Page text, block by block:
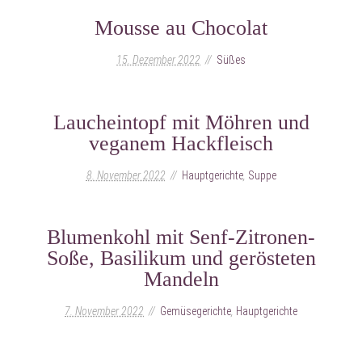
Mousse au Chocolat
15. Dezember 2022 Süßes
Laucheintopf mit Möhren und
veganem Hackfleisch
8. November 2022 Hauptgerichte, Suppe
Blumenkohl mit Senf-Zitronen-
Soße, Basilikum und gerösteten
Mandeln
7. November 2022 Gemüsegerichte Hauptgerichte